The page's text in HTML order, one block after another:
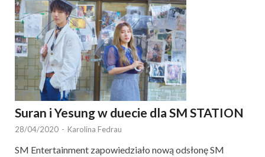
Suran i Yesung w duecie dla SM STATION
28/04/2020 - Karolina Fedrau
SM Entertainment zapowiedziało nową odsłonę SM